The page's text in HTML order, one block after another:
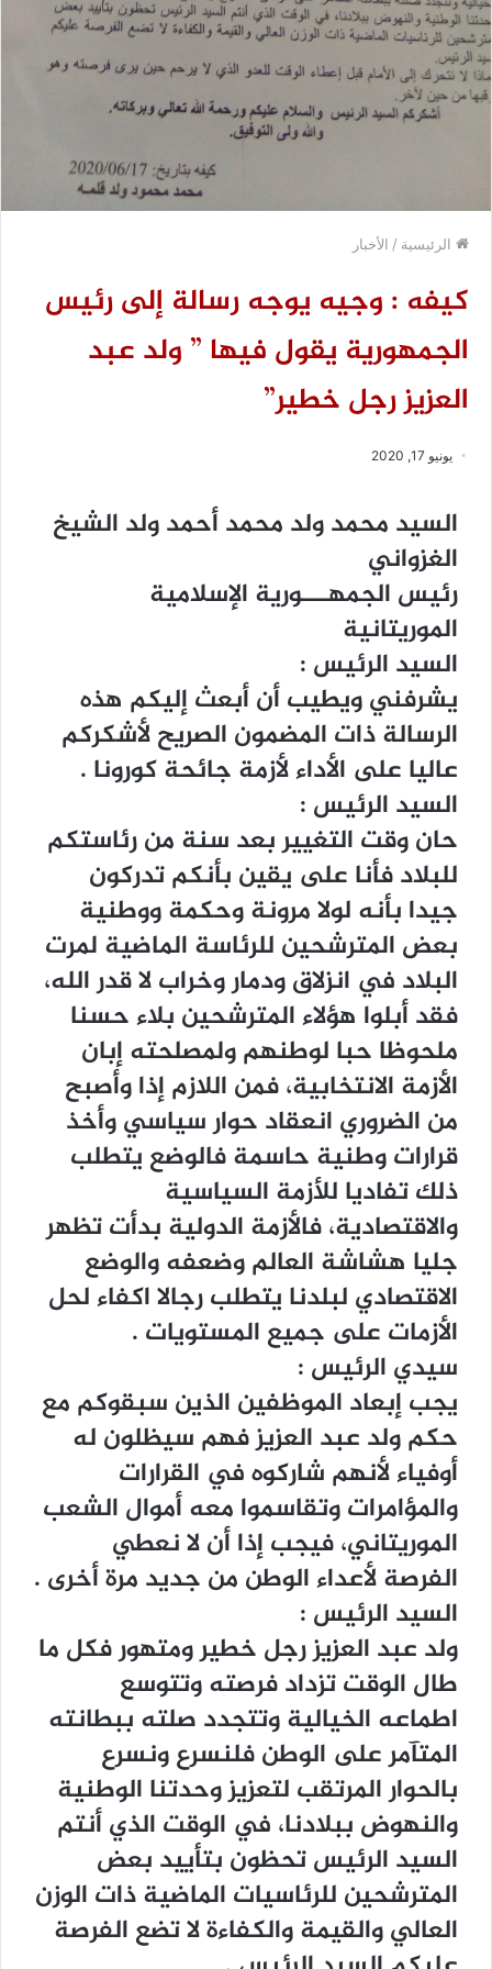
الرئيسية / الأخبار
كيفه : وجيه يوجه رسالة إلى رئيس
الجمهورية يقول فيها ” ولد عبد
العزيز رجل خطير”
يونيو 17, 2020
السيد ﻣﺤﻤﺪ ﻭﻟﺪ ﻣﺤﻤﺪ ﺃﺣﻤﺪ ﻭﻟﺪ ﺍﻟﺸﻴﺦ
ﺍﻟﻐﺰﻭﺍﻧﻲ
ﺭﺋﻴﺲ ﺍﻟﺠﻤﻬـــﻮﺭﻳﺔ ﺍﻹﺳﻼﻣﻴﺔ
ﺍﻟﻤﻮﺭﻳﺘﺎﻧﻴﺔ
ﺍﻟﺴﻴﺪ ﺍﻟﺮﺋﻴﺲ :
ﻳﺸﺮﻓﻨﻲ ﻭﻳﻄﻴﺐ ﺃﻥ ﺃﺑﻌﺚ ﺇﻟﻴﻜﻢ ﻫﺬﻩ
ﺍﻟﺮﺳﺎﻟﺔ ﺫﺍﺕ ﺍﻟﻤﻀﻤﻮﻥ ﺍﻟﺼﺮﻳﺢ ﻷﺷﻜﺮﻛﻢ
ﻋﺎﻟﻴﺎ ﻋﻠﻰ ﺍﻷﺩﺍﺀ ﻷﺯﻣﺔ ﺟﺎﺋﺤﺔ ﻛﻮﺭﻭﻧﺎ .
ﺍﻟﺴﻴﺪ ﺍﻟﺮﺋﻴﺲ :
ﺣﺎﻥ ﻭﻗﺖ ﺍﻟﺘﻐﻴﻴﺮ ﺑﻌﺪ ﺳﻨﺔ ﻣﻦ ﺭﺋﺎﺳﺘﻜﻢ
ﻟﻠﺒﻼﺩ ﻓﺄﻧﺎ ﻋﻠﻰ ﻳﻘﻴﻦ ﺑﺄﻧﻜﻢ ﺗﺪﺭﻛﻮﻥ
ﺟﻴﺪﺍ ﺑﺄﻧﻪ ﻟﻮﻻ ﻣﺮﻭﻧﺔ ﻭﺣﻜﻤﺔ ﻭﻭﻃﻨﻴﺔ
ﺑﻌﺾ ﺍﻟﻤﺘﺮﺷﺤﻴﻦ ﻟﻠﺮﺋﺎﺳﺔ ﺍﻟﻤﺎﺿﻴﺔ ﻟﻤﺮﺕ
ﺍﻟﺒﻼﺩ ﻓﻲ ﺍﻧﺰﻻﻕ ﻭﺩﻣﺎﺭ ﻭﺧﺮﺍﺏ ﻻ ﻗﺪﺭ ﺍﻟﻠﻪ،
ﻓﻘﺪ ﺃﺑﻠﻮﺍ ﻫﺆﻻﺀ ﺍﻟﻤﺘﺮﺷﺤﻴﻦ ﺑﻼﺀ ﺣﺴﻨﺎ
ﻣﻠﺤﻮﻇﺎ ﺣﺒﺎ ﻟﻮﻃﻨﻬﻢ ﻭﻟﻤﺼﻠﺤﺘﻪ ﺇﺑﺎﻥ
ﺍﻷﺯﻣﺔ ﺍﻻﻧﺘﺨﺎﺑﻴﺔ، ﻓﻤﻦ ﺍﻟﻼﺯﻡ ﺇﺫﺍ ﻭﺃﺻﺒﺢ
ﻣﻦ ﺍﻟﻀﺮﻭﺭﻱ ﺍﻧﻌﻘﺎﺩ ﺣﻮﺍﺭ ﺳﻴﺎﺳﻲ ﻭﺃﺧﺬ
ﻗﺮﺍﺭﺍﺕ ﻭﻃﻨﻴﺔ ﺣﺎﺳﻤﺔ ﻓﺎﻟﻮﺿﻊ ﻳﺘﻄﻠﺐ
ﺫﻟﻚ ﺗﻔﺎﺩﻳﺎ ﻟﻸﺯﻣﺔ ﺍﻟﺴﻴﺎﺳﻴﺔ
ﻭﺍﻻﻗﺘﺼﺎﺩﻳﺔ، ﻓﺎﻷﺯﻣﺔ ﺍﻟﺪﻭﻟﻴﺔ ﺑﺪﺃﺕ ﺗﻈﻬﺮ
ﺟﻠﻴﺎ ﻫﺸﺎﺷﺔ ﺍﻟﻌﺎﻟﻢ ﻭﺿﻌﻔﻪ ﻭﺍﻟﻮﺿﻊ
ﺍﻻﻗﺘﺼﺎﺩﻱ ﻟﺒﻠﺪﻧﺎ ﻳﺘﻄﻠﺐ ﺭﺟﺎﻻ ﺍﻛﻔﺎﺀ ﻟﺤﻞ
ﺍﻷﺯﻣﺎﺕ ﻋﻠﻰ ﺟﻤﻴﻊ ﺍﻟﻤﺴﺘﻮﻳﺎﺕ .
ﺳﻴﺪﻱ ﺍﻟﺮﺋﻴﺲ :
ﻳﺠﺐ ﺇﺑﻌﺎﺩ ﺍﻟﻤﻮﻇﻔﻴﻦ ﺍﻟﺬﻳﻦ ﺳﺒﻘﻮﻛﻢ ﻣﻊ
ﺣﻜﻢ ﻭﻟﺪ ﻋﺒﺪ ﺍﻟﻌﺰﻳﺰ ﻓﻬﻢ ﺳﻴﻈﻠﻮﻥ ﻟﻪ
ﺃﻭﻓﻴﺎﺀ ﻷﻧﻬﻢ ﺷﺎﺭﻛﻮﻩ ﻓﻲ ﺍﻟﻘﺮﺍﺭﺍﺕ
ﻭﺍﻟﻤﺆﺍﻣﺮﺍﺕ ﻭﺗﻘﺎﺳﻤﻮﺍ ﻣﻌﻪ ﺃﻣﻮﺍﻝ ﺍﻟﺸﻌﺐ
ﺍﻟﻤﻮﺭﻳﺘﺎﻧﻲ، ﻓﻴﺠﺐ ﺇﺫﺍ ﺃﻥ ﻻ ﻧﻌﻄﻲ
ﺍﻟﻔﺮﺻﺔ ﻷﻋﺪﺍﺀ ﺍﻟﻮﻃﻦ ﻣﻦ ﺟﺪﻳﺪ ﻣﺮﺓ ﺃﺧﺮﻯ .
ﺍﻟﺴﻴﺪ ﺍﻟﺮﺋﻴﺲ :
ﻭﻟﺪ ﻋﺒﺪ ﺍﻟﻌﺰﻳﺰ ﺭﺟﻞ ﺧﻄﻴﺮ ﻭﻣﺘﻬﻮﺭ ﻓﻜﻞ ﻣﺎ
ﻃﺎﻝ ﺍﻟﻮﻗﺖ ﺗﺰﺩﺍﺩ ﻓﺮﺻﺘﻪ ﻭﺗﺘﻮﺳﻊ
ﺍﻃﻤﺎﻋﻪ ﺍﻟﺨﻴﺎﻟﻴﺔ ﻭﺗﺘﺠﺪﺩ ﺻﻠﺘﻪ ﺑﺒﻄﺎﻧﺘﻪ
ﺍﻟﻤﺘﺂﻣﺮ ﻋﻠﻰ ﺍﻟﻮﻃﻦ ﻓﻠﻨﺴﺮﻉ ﻭﻧﺴﺮﻉ
ﺑﺎﻟﺤﻮﺍﺭ ﺍﻟﻤﺮﺗﻘﺐ ﻟﺘﻌﺰﻳﺰ ﻭﺣﺪﺗﻨﺎ ﺍﻟﻮﻃﻨﻴﺔ
ﻭﺍﻟﻨﻬﻮﺽ ﺑﺒﻼﺩﻧﺎ، ﻓﻲ ﺍﻟﻮﻗﺖ ﺍﻟﺬﻱ ﺃﻧﺘﻢ
ﺍﻟﺴﻴﺪ ﺍﻟﺮﺋﻴﺲ ﺗﺤﻈﻮﻥ ﺑﺘﺄﻳﻴﺪ ﺑﻌﺾ
ﺍﻟﻤﺘﺮﺷﺤﻴﻦ ﻟﻠﺮﺋﺎﺳﻴﺎﺕ ﺍﻟﻤﺎﺿﻴﺔ ﺫﺍﺕ ﺍﻟﻮﺯﻥ
ﺍﻟﻌﺎﻟﻲ ﻭﺍﻟﻘﻴﻤﺔ ﻭﺍﻟﻜﻔﺎﺀﺓ ﻻ ﺗﻀﻊ ﺍﻟﻔﺮﺻﺔ